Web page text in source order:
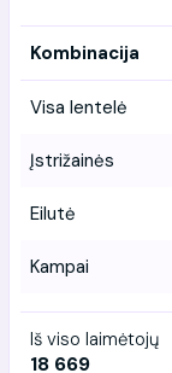
Kombinacija
Visa lentelė
Įstrižainės
Eilutė
Kampai
Iš viso laimėtojų
18 669